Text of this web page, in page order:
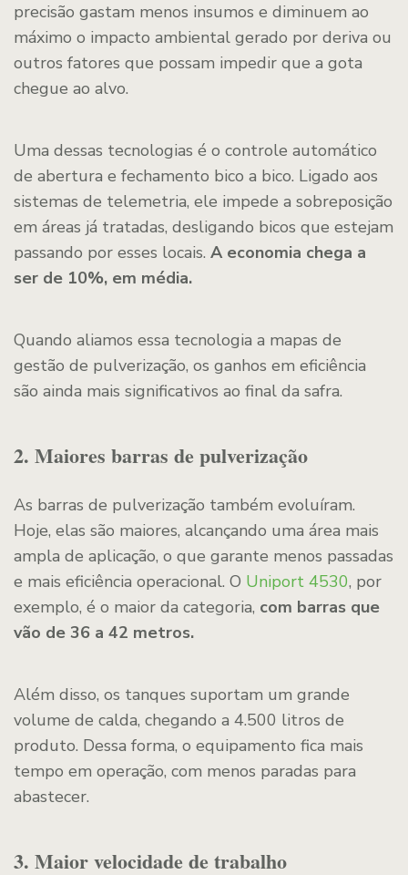
precisão gastam menos insumos e diminuem ao
máximo o impacto ambiental gerado por deriva ou
outros fatores que possam impedir que a gota
chegue ao alvo.
Uma dessas tecnologias é o controle automático
de abertura e fechamento bico a bico. Ligado aos
sistemas de telemetria, ele impede a sobreposição
em áreas já tratadas, desligando bicos que estejam
passando por esses locais. A economia chega a
ser de 10%, em média.
Quando aliamos essa tecnologia a mapas de
gestão de pulverização, os ganhos em eficiência
são ainda mais significativos ao final da safra.
2. Maiores barras de pulverização
As barras de pulverização também evoluíram.
Hoje, elas são maiores, alcançando uma área mais
ampla de aplicação, o que garante menos passadas
e mais eficiência operacional. O Uniport 4530, por
exemplo, é o maior da categoria, com barras que
vão de 36 a 42 metros.
Além disso, os tanques suportam um grande
volume de calda, chegando a 4.500 litros de
produto. Dessa forma, o equipamento fica mais
tempo em operação, com menos paradas para
abastecer.
3. Maior velocidade de trabalho